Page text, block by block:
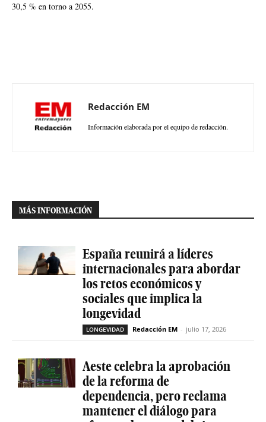
30,5 % en torno a 2055.
Redacción EM
Información elaborada por el equipo de redacción.
MÁS INFORMACIÓN
España reunirá a líderes
internacionales para abordar
los retos económicos y
sociales que implica la
longevidad
LONGEVIDAD Redacción EM - julio 17, 2026
Aeste celebra la aprobación
de la reforma de
dependencia, pero reclama
mantener el diálogo para